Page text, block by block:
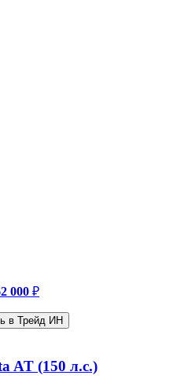
000 ₽
в Трейд ИН
AT (150 л.с.)